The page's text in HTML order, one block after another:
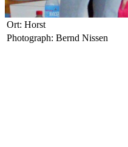
Ort: Horst
Photograph: Bernd Nissen